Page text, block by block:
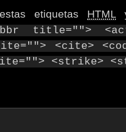
etiquetas HTML
title="">
<cite>
<strike>